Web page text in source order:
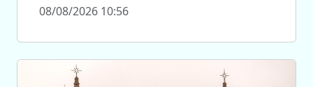
08/08/2026 10:56